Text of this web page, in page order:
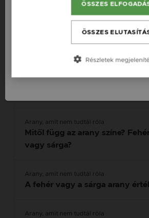
Ékszer vásárlás, karbantartás, tippek -
Ezüst ékszer tisztítása. (Mitől
Arany, amit nem tudtál róla
Mitől függ az arany színe?
vagy sárga?
Arany, amit nem tudtál róla
A fehér vagy a sárga arany
Arany, amit nem tudtál róla
România / RO
Česká republika / CZ
Slovensko / SK
Slovenija / SI
ÖSSZES
ÖSSZES
Részletek